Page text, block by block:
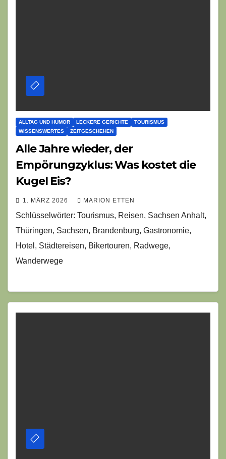
ALLTAG UND HUMOR LECKERE GERICHTE
TOURISMUS
WISSENSWERTES
ZEITGESCHEHEN
Alle Jahre wieder, der
Empörungzyklus: Was kostet die
Kugel Eis?
1. MÄRZ 2026 MARION ETTEN
Schlüsselwörter: Tourismus, Reisen, Sachsen Anhalt,
Thüringen, Sachsen, Brandenburg, Gastronomie,
Hotel, Städtereisen, Bikertouren, Radwege,
Wanderwege